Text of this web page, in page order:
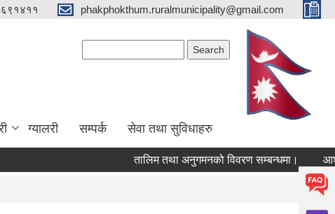
phakphokthum.ruralmunicipality@gmail.com
ग्यालरी सम्पर्क सेवा तथा सुविधाहरु
तालिम तथा अनुगमनको विवरण सम्बन्धमा।